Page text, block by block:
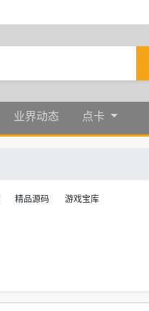
业界动态 点卡
精品源码 游戏宝库